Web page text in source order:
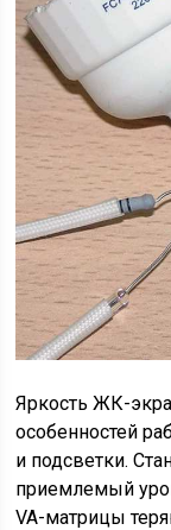
Яркость ЖК-
особенностей
и подсветки.
приемлемый
VA-матрицы